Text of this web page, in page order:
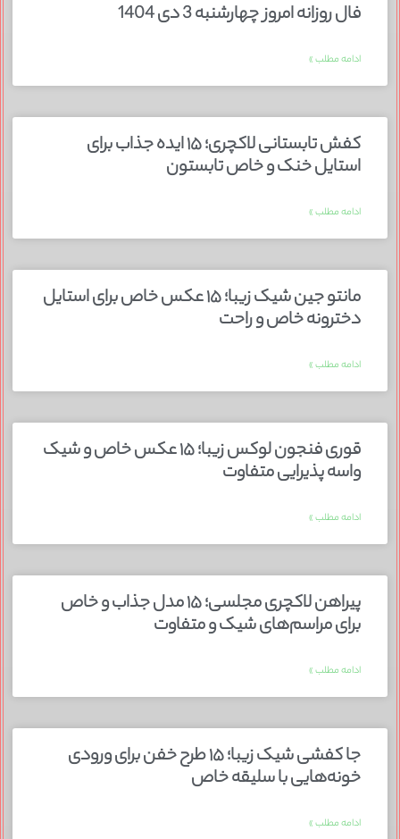
فال روزانه امروز چهارشنبه 3 دی 1404
ادامه مطلب »
کفش تابستانی لاکچری؛ ۱۵ ایده‌ جذاب برای
استایل خنک و خاص تابستون
ادامه مطلب »
مانتو جین شیک زیبا؛ ۱۵ عکس خاص برای استایل
دخترونه خاص و راحت
ادامه مطلب »
قوری فنجون لوکس زیبا؛ ۱۵ عکس خاص و شیک
واسه پذیرایی متفاوت
ادامه مطلب »
پیراهن لاکچری مجلسی؛ ۱۵ مدل جذاب و خاص
برای مراسم‌های شیک و متفاوت
ادامه مطلب »
جا کفشی شیک زیبا؛ ۱۵ طرح خفن برای ورودی
خونه‌هایی با سلیقه خاص
ادامه مطلب »